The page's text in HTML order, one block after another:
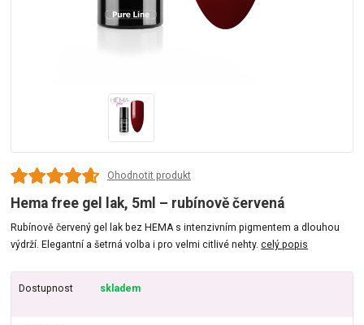
Ohodnotit produkt
Hema free gel lak, 5ml – rubínově červená
Rubínově červený gel lak bez HEMA s intenzivním pigmentem a dlouhou
výdrží. Elegantní a šetrná volba i pro velmi citlivé nehty.celý popis
Dostupnost skladem